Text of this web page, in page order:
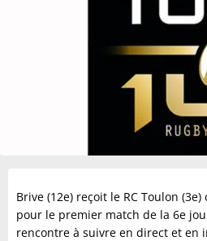
Brive (12e) reçoit le RC Toulon
pour le premier match de la 6e
rencontre à suivre en direct et en